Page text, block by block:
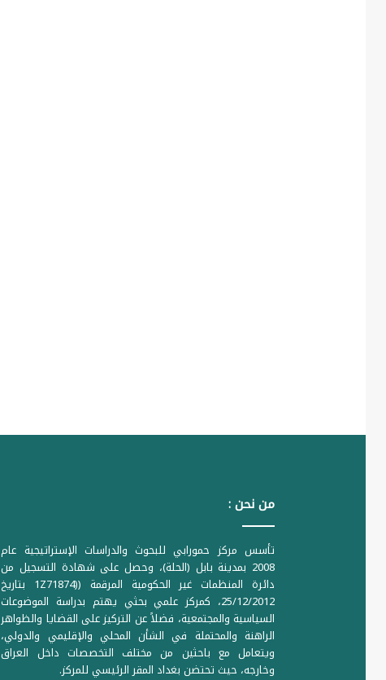
من نحن :
تأسس مركز حمورابي للبحوث والدراسات الإستراتيجية عام
2008 بمدينة بابل (الحلة)، وحصل على شهادة التسجيل من
دائرة المنظمات غير الحكومية المرقمة ((1Z71874 بتاريخ
25/12/2012، كمركز علمي بحثي يهتم بدراسة الموضوعات
السياسية والمجتمعية، فضلاً عن التركيز على القضايا والظواهر
الراهنة والمحتملة في الشأن المحلي والإقليمي والدولي،
ويتعامل مع باحثين من مختلف التخصصات داخل العراق
وخارجه، حيث تحتضن بغداد المقر الرئيسي للمركز.